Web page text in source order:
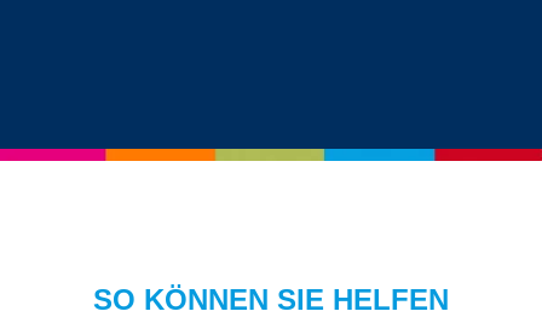
SO KÖNNEN SIE HELFEN